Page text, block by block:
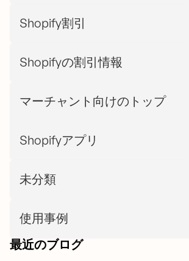
Shopify割引
Shopifyの割引情報
マーチャント向けのトップ
Shopifyアプリ
未分類
使用事例
最近のブログ